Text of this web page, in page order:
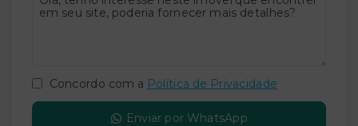
Concordo com a Política de Privacidade
Enviar por WhatsApp